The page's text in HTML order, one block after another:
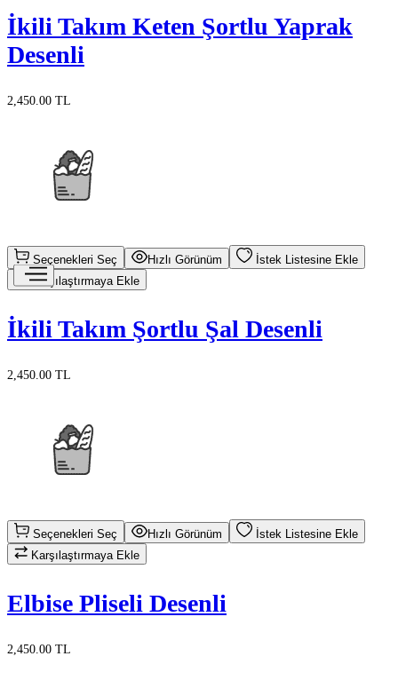
İkili Takım Keten Şortlu Yaprak
Desenli
2,450.00 TL
Seçenekleri Seç Hızlı Görünüm
İstek Listesine Ekle
Karşılaştırmaya Ekle
İkili Takım Şortlu Şal Desenli
2,450.00 TL
Seçenekleri Seç Hızlı Görünüm
İstek Listesine Ekle
Karşılaştırmaya Ekle
Elbise Pliseli Desenli
2,450.00 TL